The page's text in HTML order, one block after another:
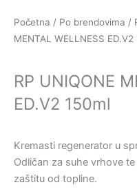
content
Početna / Po brendovima /
MENTAL WELLNESS ED.V2
RP UNIQONE
ED.V2 150ml
Kremasti regenerator u
Odličan za suhe vrhove
zaštitu od topline.